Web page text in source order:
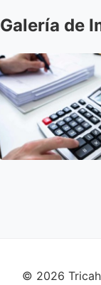
Galería de
© 2026